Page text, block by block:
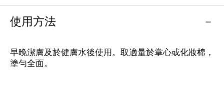
使用方法
早晚潔膚及於健膚水後使用。取適量於掌心或化妝棉，
塗勻全面。